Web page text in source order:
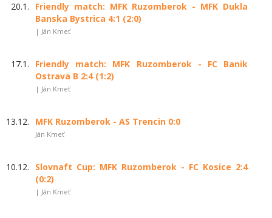
20.1.
Friendly match: MFK Ruzomberok - MFK Dukla
Banska Bystrica 4:1 (2:0)
| Ján Kmeť
17.1.
Friendly match: MFK Ruzomberok - FC Banik
Ostrava B 2:4 (1:2)
| Ján Kmeť
13.12. MFK Ruzomberok - AS Trencin 0:0
Ján Kmeť
10.12.
Slovnaft Cup: MFK Ruzomberok - FC Kosice 2:4
(0:2)
| Ján Kmeť